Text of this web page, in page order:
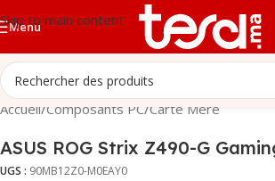
Skip to main content
Menu
Accueil/Composants PC/Carte Mère
ASUS ROG Strix Z490-G
UGS : 90MB12Z0-M0EAY0